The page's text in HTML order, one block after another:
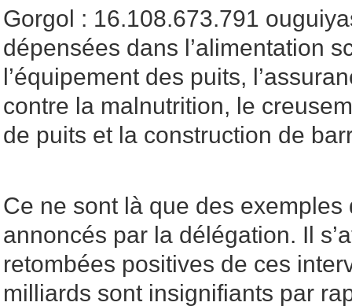
Gorgol : 16.108.673.791
dépensées dans l’alimentation
l’équipement des puits,
contre la malnutrition, le
de puits et la construction de
Ce ne sont là que des
annoncés par la délégation. Il
retombées positives de ces
milliards sont insignifiants par